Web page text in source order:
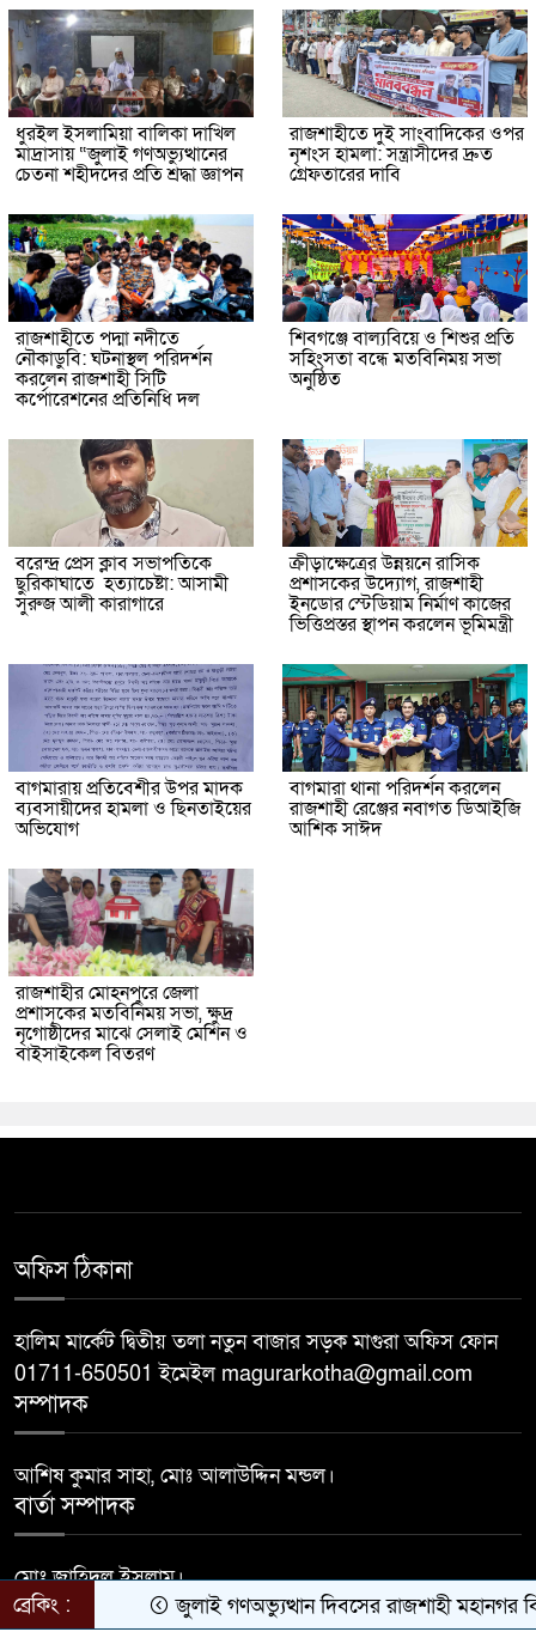
ধুরইল ইসলামিয়া বালিকা দাখিল
মাদ্রাসায় “জুলাই গণঅভ্যুত্থানের
চেতনা শহীদদের প্রতি শ্রদ্ধা জ্ঞাপন
রাজশাহীতে দুই সাংবাদিকের ওপর
নৃশংস হামলা: সন্ত্রাসীদের দ্রুত
গ্রেফতারের দাবি
রাজশাহীতে পদ্মা নদীতে
নৌকাডুবি: ঘটনাস্থল পরিদর্শন
করলেন রাজশাহী সিটি
কর্পোরেশনের প্রতিনিধি দল
শিবগঞ্জে বাল্যবিয়ে ও শিশুর প্রতি
সহিংসতা বন্ধে মতবিনিময় সভা
অনুষ্ঠিত
বরেন্দ্র প্রেস ক্লাব সভাপতিকে
ছুরিকাঘাতে হত্যাচেষ্টা: আসামী
সুরুজ আলী কারাগারে
ক্রীড়াক্ষেত্রের উন্নয়নে রাসিক
প্রশাসকের উদ্যোগ, রাজশাহী
ইনডোর স্টেডিয়াম নির্মাণ কাজের
ভিত্তিপ্রস্তর স্থাপন করলেন ভূমিমন্ত্রী
বাগমারায় প্রতিবেশীর উপর মাদক
ব্যবসায়ীদের হামলা ও ছিনতাইয়ের
অভিযোগ
বাগমারা থানা পরিদর্শন করলেন
রাজশাহী রেঞ্জের নবাগত ডিআইজি
আশিক সাঈদ
রাজশাহীর মোহনপুরে জেলা
প্রশাসকের মতবিনিময় সভা, ক্ষুদ্র
নৃগোষ্ঠীদের মাঝে সেলাই মেশিন ও
বাইসাইকেল বিতরণ
অফিস ঠিকানা
হালিম মার্কেট দ্বিতীয় তলা নতুন বাজার সড়ক মাগুরা অফিস ফোন
01711-650501 ইমেইল magurarkotha@gmail.com
সম্পাদক
আশিষ কুমার সাহা, মোঃ আলাউদ্দিন মন্ডল।
বার্তা সম্পাদক
মোঃ জাহিদুল ইসলাম।
Developed byBDiT
ব্রেকিং : জুলাই গণঅভ্যুত্থান দিবসের রাজশাহী মহানগর